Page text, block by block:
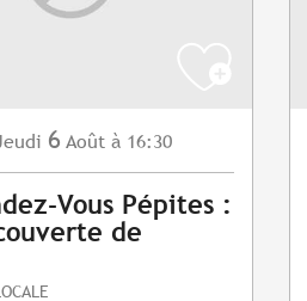
6 Août à 16:30
Vous Pépites :
de